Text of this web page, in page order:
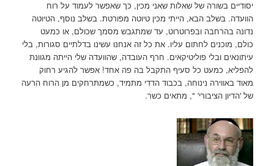
יסודיים בשורה של שאלות שאני מכין, כך שאפשר לעמוד על רוח
הוועדה. בשלב הבא, הייתי מכין טיוטה מפורטת. בשלב נוסף, הטיוטה
נדונה בהרחבה ובפרוטרוט, עד שמתגבש מסמך שכולם, או כמעט
כולם, מוכנים לחתום עליו. את כל זה אנחנו עשינו בדלתיים סגורות, בלי
עיתונאים ובלי פוליטיקאים. חרף העובדה, שהוועדה שלי הייתה מגוונת
להפליא, כמעט כל סעיף התקבל בה פה אחד! אפשר להגיע רחוק
מאוד באווירה נינוחה, בכבוד הדדי מתמיד, כשמתרחקים מן הרוח הרעה
של 'הדיון הציבורי' ", מתאים כשר.